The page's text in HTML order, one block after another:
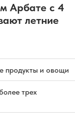
Арбате с 4
летние
продукты и овощи
трех